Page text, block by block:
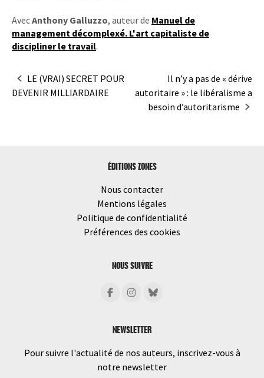
AvecAnthony Galluzzo, auteur de Manuel de
management décomplexé. L'art capitaliste de
discipliner le travail.
Navigation
LE (VRAI) SECRET POUR
DEVENIR MILLIARDAIRE
Il n’y a pas de « dérive
autoritaire » : le libéralisme a
besoin d’autoritarisme
ÉDITIONS ZONES
Nous contacter
Mentions légales
Politique de confidentialité
Préférences des cookies
NOUS SUIVRE
NEWSLETTER
Pour suivre l'actualité de nos auteurs, inscrivez-vous à
notre newsletter